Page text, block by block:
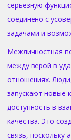
серьезную
соединено с
задачами и
Межличностная
между верой в
отношениях.
запускают новые
доступность в
качества. Это
связь, поскольку